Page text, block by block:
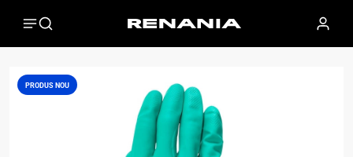
PRODUS NOU